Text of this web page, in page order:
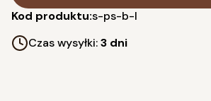
Kod produktu:s-ps-b-l
Czas wysyłki:3 dni